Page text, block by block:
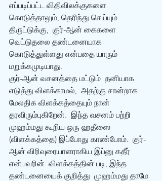
எப்படிப்பட்ட விதிவிலக்குகளை
கொடுத்தாலும், தெரிந்து செய்யும்
திருட்டுக்கு,  குர்-ஆன் கைகளை
வெட்டுதலை தண்டனையாக
கொடுத்துள்ளது என்பதை யாரும்
மறுக்கமுடியாது.
குர்-ஆன் வசனத்தை மட்டும்  தனியாக
எடுத்து விளக்காமல்,  அதற்கு சான்றாக
மேலதிக விளக்கத்தையும் நான்
தரவிரும்புகிறேன்.  இந்த வசனம் பற்றி
முஹம்மது கூறிய ஒரு ஹதீஸை
(விளக்கத்தை) இப்போது காண்போம்.  குர்-
ஆன் விரிவுரையாளராகிய இப்னு கதீர்
என்பவரின்  விளக்கத்தின் படி, இந்த
தண்டனையைக் குறித்து  முஹம்மது தாமே